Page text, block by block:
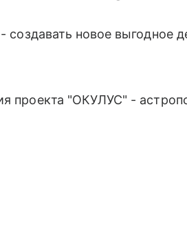
создавать новое выгодное
проекта "ОКУЛУС" -